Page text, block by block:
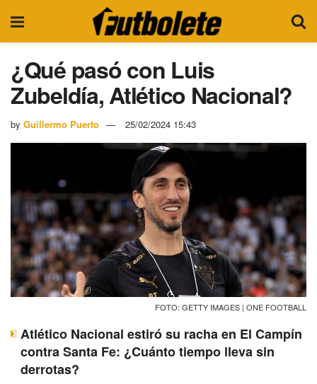
¿Qué pasó con Luis
Zubeldía, Atlético Nacional?
by Guillermo Puerto 25/02/2024 15:43
FOTO: GETTY IMAGES | ONE FOOTBALL
Atlético Nacional estiró su racha en El Campín
contra Santa Fe: ¿Cuánto tiempo lleva sin
derrotas?